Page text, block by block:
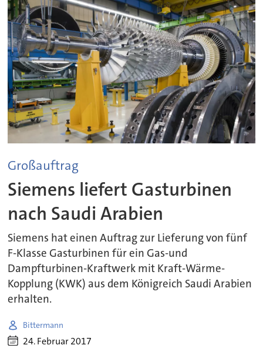
Großauftrag
Siemens liefert Gasturbinen
nach Saudi Arabien
Siemens hat einen Auftrag zur Lieferung von fünf
F-Klasse Gasturbinen für ein Gas-und
Dampfturbinen-Kraftwerk mit Kraft-Wärme-
Kopplung (KWK) aus dem Königreich Saudi Arabien
erhalten.
Bittermann
24. Februar 2017